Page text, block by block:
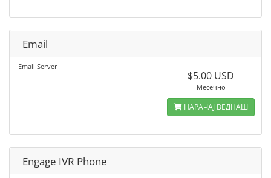
Email
Email Server
$5.00 USD
Месечно
НАРАЧАЈ ВЕДНАШ
Engage IVR Phone